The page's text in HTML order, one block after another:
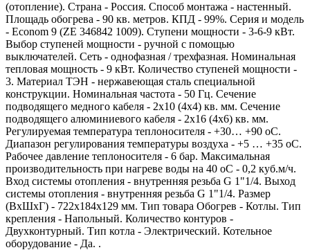
(отопление). Страна - Россия. Способ монтажа - настенный.
Площадь обогрева - 90 кв. метров. КПД - 99%. Серия и модель
- Econom 9 (ZE 346842 1009). Ступени мощности - 3-6-9 кВт.
Выбор ступеней мощности - ручной с помощью
выключателей. Сеть - однофазная / трехфазная. Номинальная
тепловая мощность - 9 кВт. Количество ступеней мощности -
3. Материал ТЭН - нержавеющая сталь специальной
конструкции. Номинальная частота - 50 Гц. Сечение
подводящего медного кабеля - 2х10 (4х4) кв. мм. Сечение
подводящего алюминиевого кабеля - 2х16 (4х6) кв. мм.
Регулируемая температура теплоносителя - +30… +90 оС.
Диапазон регулирования температуры воздуха - +5 … +35 оС.
Рабочее давление теплоносителя - 6 бар. Максимальная
производительность при нагреве воды на 40 оС - 0,2 куб.м/ч.
Вход системы отопления - внутренняя резьба G 1"1/4. Выход
системы отопления - внутренняя резьба G 1"1/4. Размер
(ВхШхГ) - 722х184х129 мм. Тип товара Обогрев - Котлы. Тип
крепления - Напольный. Количество контуров -
Двухконтурный. Тип котла - Электрический. Котельное
оборудование - Да. .